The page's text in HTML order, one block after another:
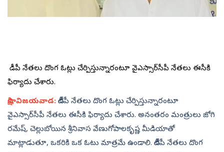
టీడీపీ నేతలు దొంగ ఓట్లు చేర్పిస్తున్నారంటూ వైఎస్సార్‌సీపీ నేతలు ఈసీకి
ఫిర్యాదు చేశారు.
సాక్షి, విజయవాడ: టీడీపీ నేతలు దొంగ ఓట్లు చేర్పిస్తున్నారంటూ
వైఎస్సార్‌సీపీ నేతలు ఈసీకి ఫిర్యాదు చేశారు. అనంతరం మంత్రులు జోగి
రమేష్‌, చెల్లుబోయిన శ్రీనివాస వేణుగోపాలకృష్ణ మీడియాతో
మాట్లాడుతూ, ఒకరికి ఒక ఓటు మాత్రమే ఉండాలి. టీడీపీ నేతలు దొంగ